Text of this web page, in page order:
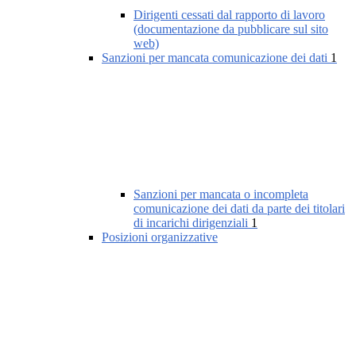
Dirigenti cessati dal rapporto di lavoro
(documentazione da pubblicare sul sito
web)
Sanzioni per mancata comunicazione dei dati 1
Sanzioni per mancata o incompleta
comunicazione dei dati da parte dei titolari
di incarichi dirigenziali 1
Posizioni organizzative